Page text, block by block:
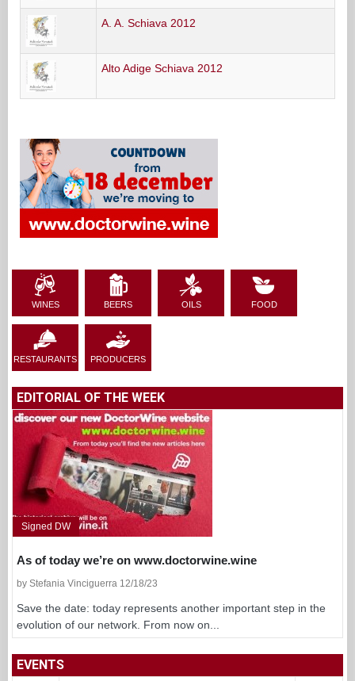
A. A. Schiava 2012
Alto Adige Schiava 2012
WINES BEERS OILS FOOD
RESTAURANTS PRODUCERS
EDITORIAL OF THE WEEK
Signed DW
As of today we’re on www.doctorwine.wine
by Stefania Vinciguerra 12/18/23
Save the date: today represents another important step in the
evolution of our network. From now on...
EVENTS